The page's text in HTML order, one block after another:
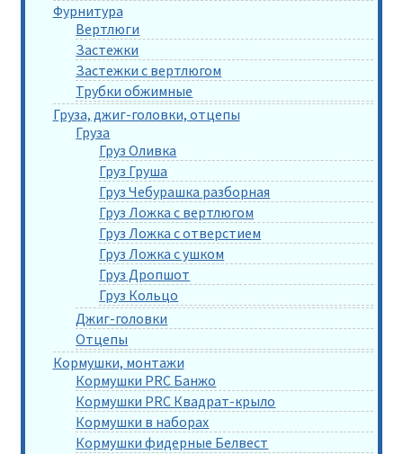
Фурнитура
Вертлюги
Застежки
Застежки с вертлюгом
Трубки обжимные
Груза, джиг-головки, отцепы
Груза
Груз Оливка
Груз Груша
Груз Чебурашка разборная
Груз Ложка с вертлюгом
Груз Ложка с отверстием
Груз Ложка с ушком
Груз Дропшот
Груз Кольцо
Джиг-головки
Отцепы
Кормушки, монтажи
Кормушки PRC Банжо
Кормушки PRC Квадрат-крыло
Кормушки в наборах
Кормушки фидерные Белвест